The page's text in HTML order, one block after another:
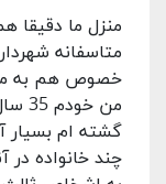
منزل ما دقیقا
متاسفانه
خصوص هم به
من
گشته ام بسیار
چند خانواده در